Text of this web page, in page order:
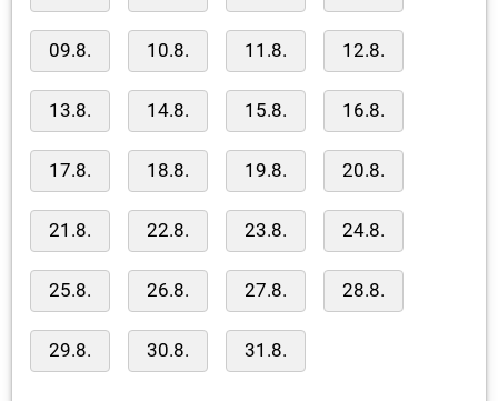
09.8. 10.8. 11.8. 12.8.
13.8. 14.8. 15.8. 16.8.
17.8. 18.8. 19.8. 20.8.
21.8. 22.8. 23.8. 24.8.
25.8. 26.8. 27.8. 28.8.
29.8. 30.8. 31.8.